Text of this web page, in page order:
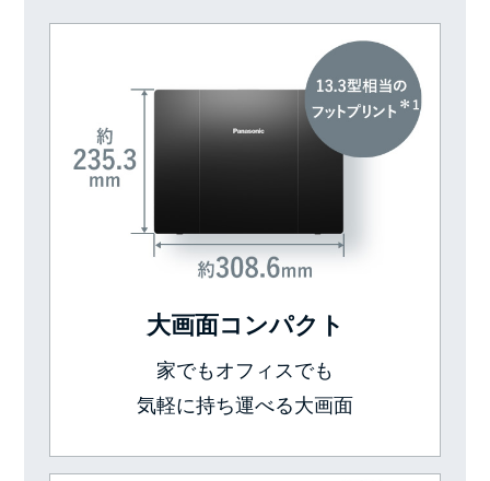
大画面コンパクト
家でもオフィスでも
気軽に持ち運べる大画面